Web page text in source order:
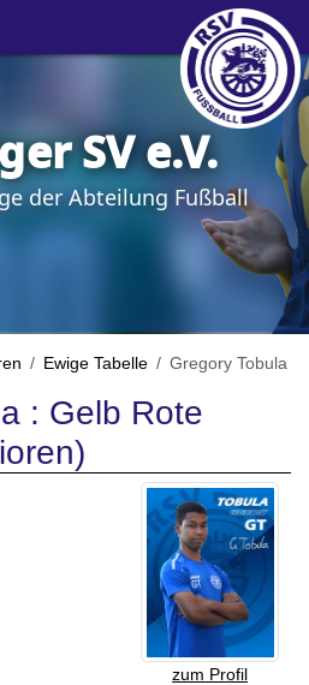
SV e.V.
der Abteilung Fußball
Ewige Tabelle Gregory Tobula
: Gelb Rote
zum Profil